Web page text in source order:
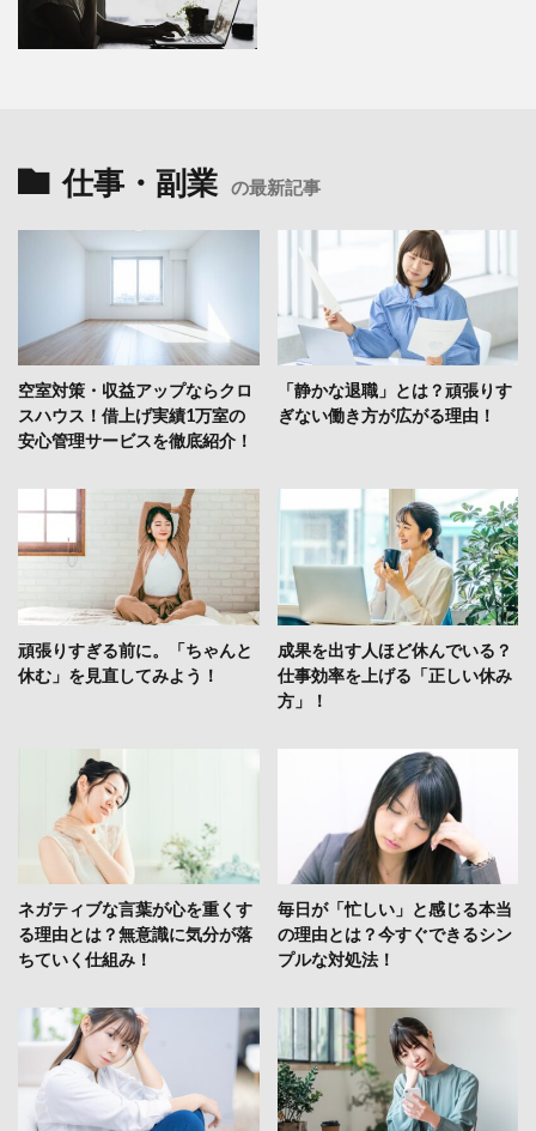
仕事・副業 の最新記事
空室対策・収益アップならクロ
スハウス！借上げ実績1万室の
安心管理サービスを徹底紹介！
「静かな退職」とは？頑張りす
ぎない働き方が広がる理由！
頑張りすぎる前に。「ちゃんと
休む」を見直してみよう！
成果を出す人ほど休んでいる？
仕事効率を上げる「正しい休み
方」！
ネガティブな言葉が心を重くす
る理由とは？無意識に気分が落
ちていく仕組み！
毎日が「忙しい」と感じる本当
の理由とは？今すぐできるシン
プルな対処法！